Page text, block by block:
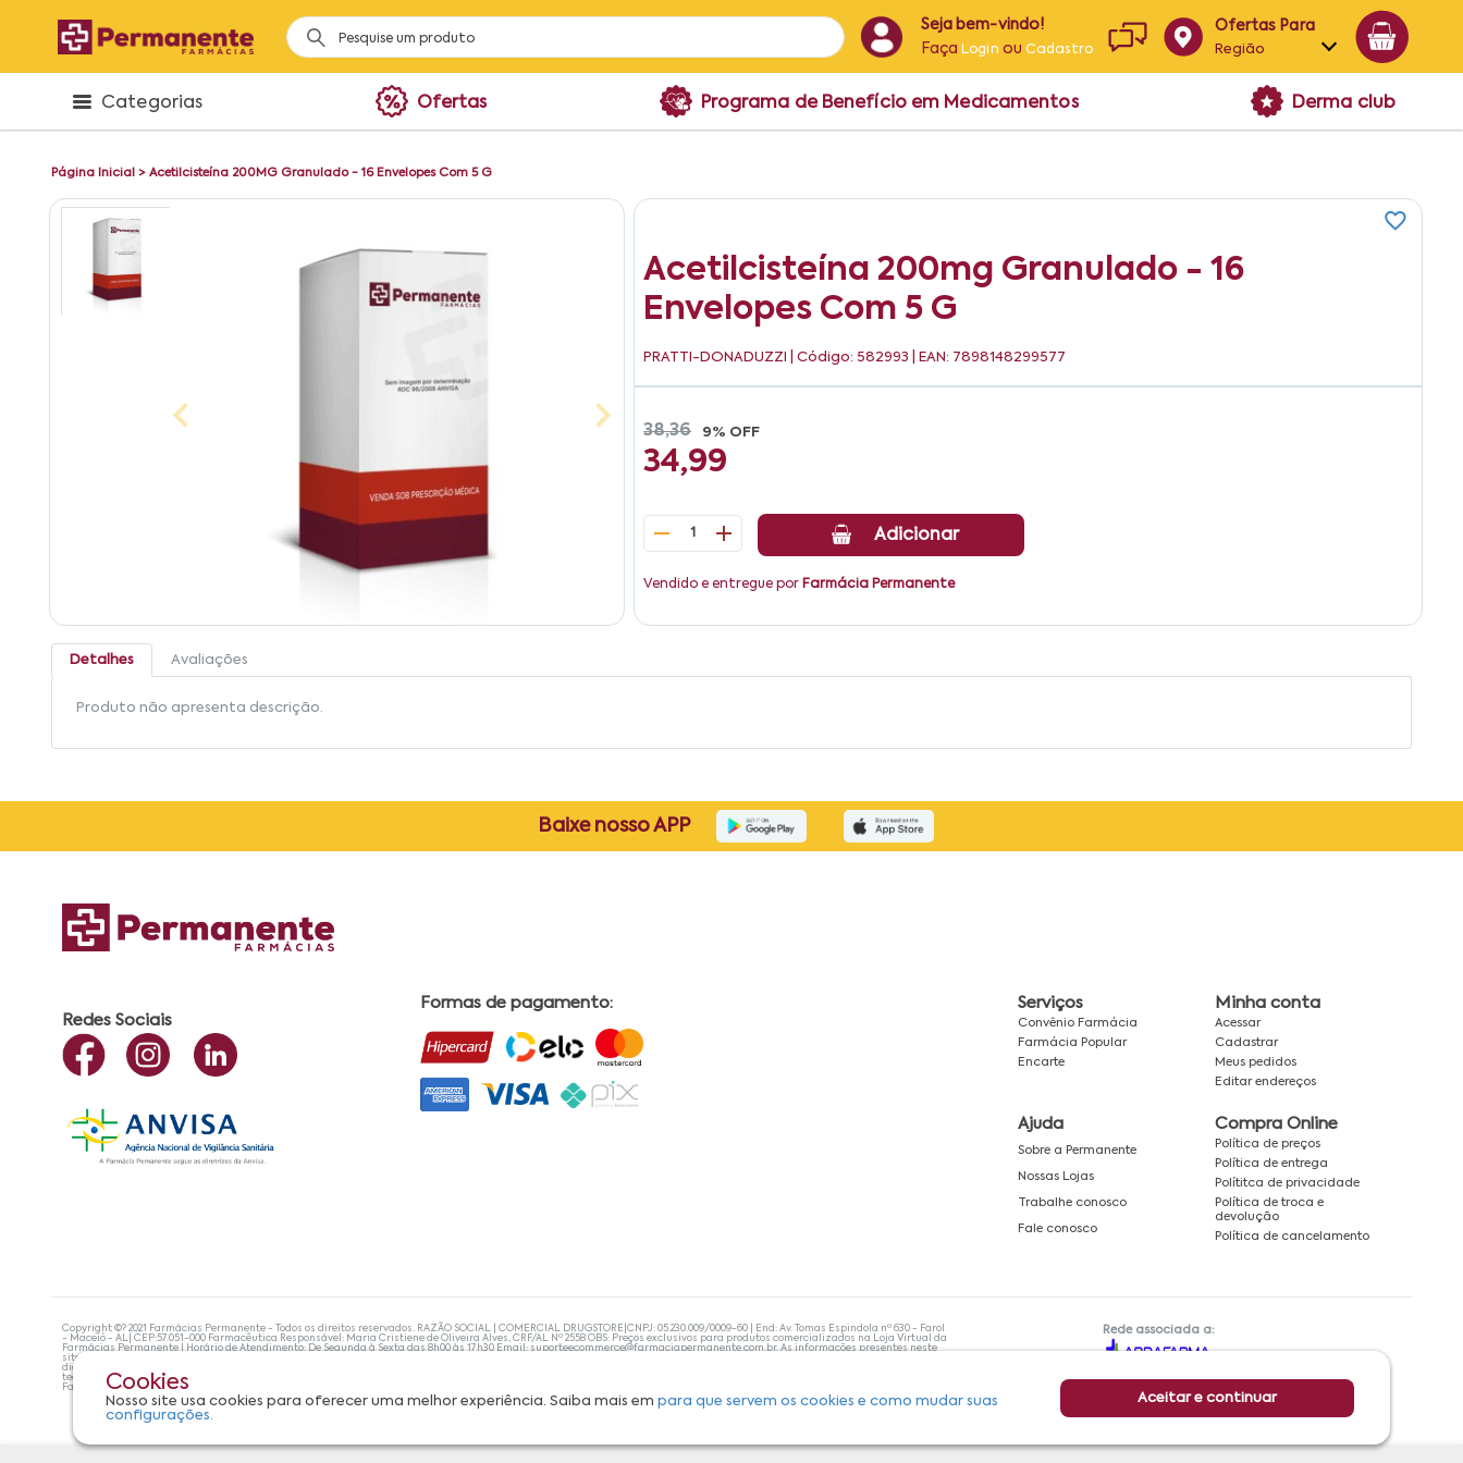
Seja bem-vindo!
Faça Login ouCadastro
Ofertas Para
Região
Alagoas
Categorias Ofertas Programa de Benefício em Medicamentos Derma club
Página Inicial > Acetilcisteína 200MG Granulado - 16 Envelopes Com 5 G
Acetilcisteína 200mg Granulado - 16
Envelopes Com 5 G
PRATTI-DONADUZZI | Código: 582993 | EAN: 7898148299577
38,36 9% OFF
34,99
1 Adicionar
Vendido e entregue por Farmácia Permanente
Detalhes Avaliações
Produto não apresenta descrição.
Cookies
Nosso site usa cookies para oferecer uma melhor experiência. Saiba mais empara que servem os cookies e como mudar suas
configurações.
Aceitar e continuar
Baixe nosso APP
Redes Sociais
Formas de pagamento: Serviços
Convênio Farmácia
Farmácia Popular
Encarte
Minha conta
Acessar
Cadastrar
Meus pedidos
Editar endereços
Ajuda
Sobre a Permanente
Nossas Lojas
Trabalhe conosco
Fale conosco
Compra Online
Política de preços
Política de entrega
Polítitca de privacidade
Política de troca e
devolução
Política de cancelamento
Copyright ©? 2021 Farmácias Permanente - Todos os direitos reservados. RAZÃO SOCIAL | COMERCIAL DRUGSTORE|CNPJ: 05.230.009/0009-60 | End: Av. Tomas Espindola nº 630 - Farol
- Maceió - AL| CEP:57.051-000 Farmacêutica Responsável: Maria Cristiene de Oliveira Alves, CRF/AL Nº 2558 OBS: Preços exclusivos para produtos comercializados na Loja Virtual da
Farmácias Permanente | Horário de Atendimento: De Segunda à Sexta das 8h00 às 17h30 Email: suporteecommerce@farmaciapermanente.com.br. As informações presentes neste
site não devem ser utilizadas para automedicação e, de forma alguma, substituem as orientações de um profissional da área médica. Apenas o médico está capacitado para
diagnosticar problemas de saúde e prescrever o tratamento adequado. Se os sintomas persistirem, um médico deve ser consultado. A Farmácia Permanente trabalha com as
tecnologias mais avançadas de proteção de dados, para que você possa realizar suas compras com tranquilidade. A privacidade e a segurança dos clientes são compromissos da
Farmácias Permanente. Todos os pedidos efetuados estão sujeitos à confirmação da disponibilidade de produto em nosso estoque.
Rede associada a: